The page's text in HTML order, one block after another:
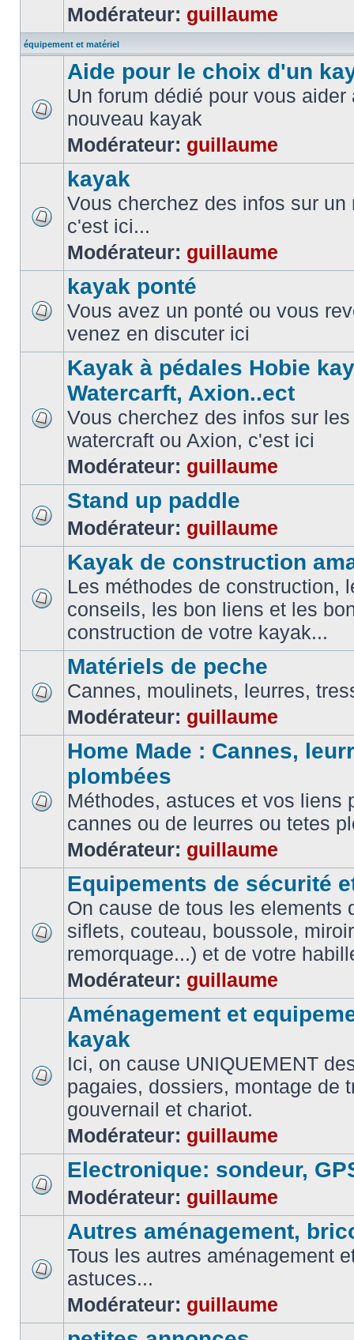
Modérateur: guillaume
équipement et matériel
Aide pour le choix d'un
Un forum dédié pour vous
nouveau kayak
Modérateur: guillaume
kayak
Vous cherchez des infos sur
c'est ici...
Modérateur: guillaume
kayak ponté
Vous avez un ponté ou vous
venez en discuter ici
Kayak à pédales Hobie
Watercarft, Axion..ect
Vous cherchez des infos sur
watercraft ou Axion, c'est ici
Modérateur: guillaume
Stand up paddle
Modérateur: guillaume
Kayak de construction
Les méthodes de construction,
conseils, les bon liens et les
construction de votre kayak...
Matériels de peche
Cannes, moulinets, leurres,
Modérateur: guillaume
Home Made : Cannes,
plombées
Méthodes, astuces et vos liens
cannes ou de leurres ou tetes
Modérateur: guillaume
Equipements de sécurité
On cause de tous les elements
siflets, couteau, boussole,
remorquage...) et de votre
Modérateur: guillaume
Aménagement et
kayak
Ici, on cause UNIQUEMENT
pagaies, dossiers, montage de
gouvernail et chariot.
Modérateur: guillaume
Electronique: sondeur,
Modérateur: guillaume
Autres aménagement,
Tous les autres aménagement
astuces...
Modérateur: guillaume